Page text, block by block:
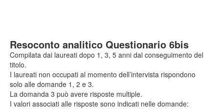
Resoconto analitico Questionario 6bis
Compilata dai laureati dopo 1, 3, 5 anni dal conseguimento del
titolo.
I laureati non occupati al momento dell’intervista rispondono
solo alle domande 1, 2 e 3.
La domanda 3 può avere risposte multiple.
I valori associati alle risposte sono indicati nelle domande: